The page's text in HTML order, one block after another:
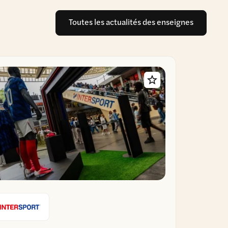
Toutes les actualités des enseignes